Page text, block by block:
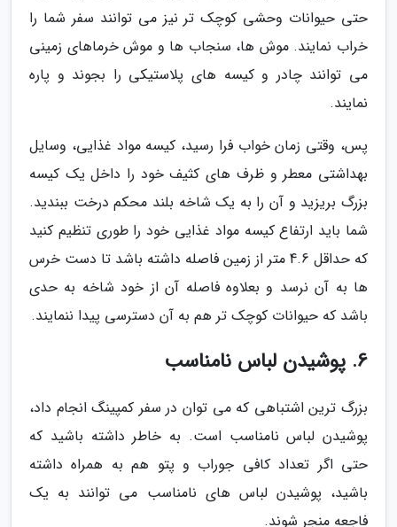
حتی حیوانات وحشی کوچک تر نیز می توانند سفر شما را
خراب نمایند. موش ها، سنجاب ها و موش خرماهای زمینی
می توانند چادر و کیسه های پلاستیکی را بجوند و پاره
نمایند.
پس، وقتی زمان خواب فرا رسید، کیسه مواد غذایی، وسایل
بهداشتی معطر و ظرف های کثیف خود را داخل یک کیسه
بزرگ بریزید و آن را به یک شاخه بلند محکم درخت ببندید.
شما باید ارتفاع کیسه مواد غذایی خود را طوری تنظیم کنید
که حداقل 4.6 متر از زمین فاصله داشته باشد تا دست خرس
ها به آن نرسد و بعلاوه فاصله آن از خود شاخه به حدی
باشد که حیوانات کوچک تر هم به آن دسترسی پیدا ننمایند.
6. پوشیدن لباس نامناسب
بزرگ ترین اشتباهی که می توان در سفر کمپینگ انجام داد،
پوشیدن لباس نامناسب است. به خاطر داشته باشید که
حتی اگر تعداد کافی جوراب و پتو هم به همراه داشته
باشید، پوشیدن لباس های نامناسب می توانند به یک
فاجعه منجر شوند.